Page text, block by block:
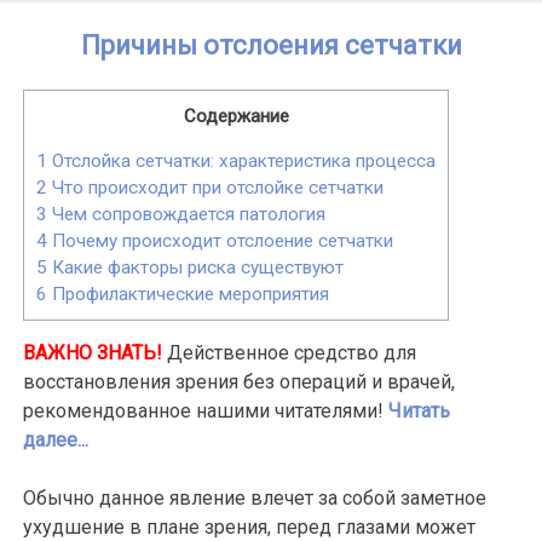
Причины отслоения сетчатки
Содержание
1 Отслойка сетчатки: характеристика процесса
2 Что происходит при отслойке сетчатки
3 Чем сопровождается патология
4 Почему происходит отслоение сетчатки
5 Какие факторы риска существуют
6 Профилактические мероприятия
ВАЖНО ЗНАТЬ! Действенное средство для
восстановления зрения без операций и врачей,
рекомендованное нашими читателями!Читать
далее...
Обычно данное явление влечет за собой заметное
ухудшение в плане зрения, перед глазами может